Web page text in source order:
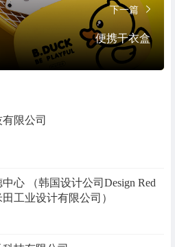
下一篇
便携干衣盒
限公司
心 （韩国设计公司Design Red
工业设计有限公司）